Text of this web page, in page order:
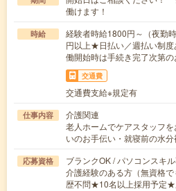
働けます！
時給
経験者時給1800円～（夜勤
円以上★日払い／週払い制
働開始時は手続き完了次第の
交通費
交通費支給※規定有
仕事内容
介護関連
老人ホームでケアスタッフ
いのお手伝い・就寝前の水
応募資格
ブランクOK / パソコンスキ
介護経験のある方（無資格
歴不問★10名以上採用予定